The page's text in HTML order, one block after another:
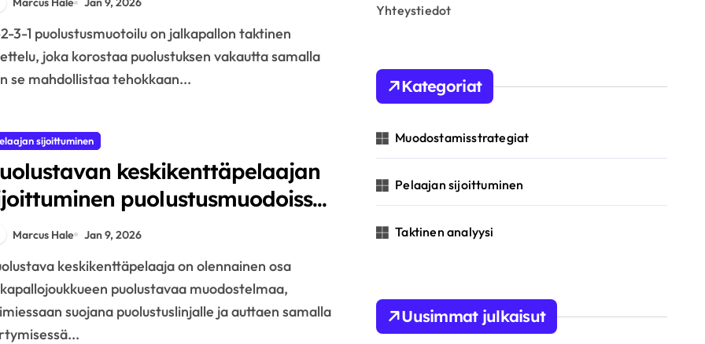
joka korostaa puolustuksen vakautta samalla
se mahdollistaa tehokkaan...
sijoittuminen
keskikenttäpelaajan
puolustusmuodoissa:
Peitto, Keskeytys, Tuki
Marcus Hale Jan 9, 2026
puolustavaa muodostelmaa,
suojana puolustuslinjalle ja auttaen samalla
Yhteystiedot
Kategoriat
Muodostamisstrategiat
Pelaajan sijoittuminen
Taktinen analyysi
Uusimmat julkaisut